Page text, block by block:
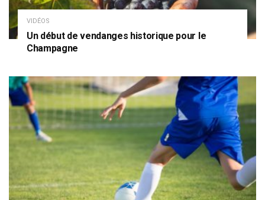
VIDÉOS
Un début de vendanges historique pour le
Champagne